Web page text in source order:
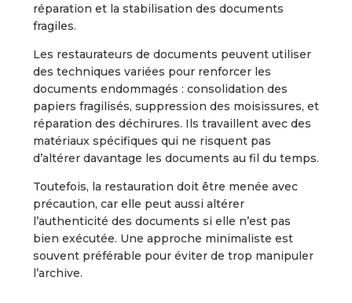
réparation et la stabilisation des documents
fragiles.
Les restaurateurs de documents peuvent utiliser
des techniques variées pour renforcer les
documents endommagés : consolidation des
papiers fragilisés, suppression des moisissures, et
réparation des déchirures. Ils travaillent avec des
matériaux spécifiques qui ne risquent pas
d’altérer davantage les documents au fil du temps.
Toutefois, la restauration doit être menée avec
précaution, car elle peut aussi altérer
l’authenticité des documents si elle n’est pas
bien exécutée. Une approche minimaliste est
souvent préférable pour éviter de trop manipuler
l’archive.